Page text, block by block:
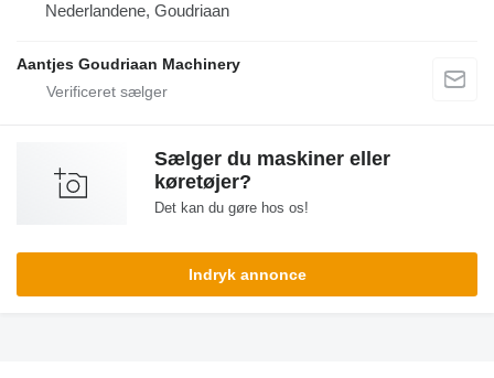
Nederlandene, Goudriaan
Aantjes Goudriaan Machinery
Sælger du maskiner eller
køretøjer?
Det kan du gøre hos os!
Indryk annonce